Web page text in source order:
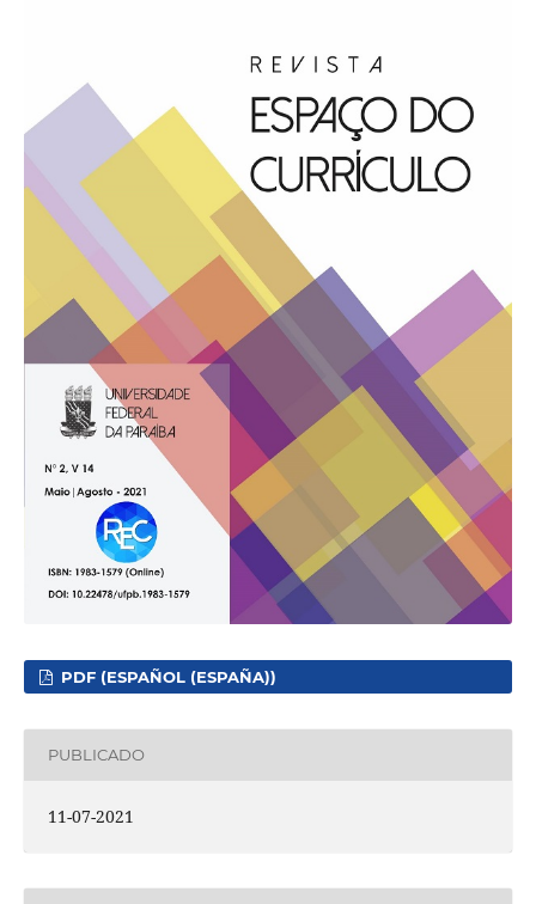
PDF (ESPAÑOL (ESPAÑA))
PUBLICADO
11-07-2021